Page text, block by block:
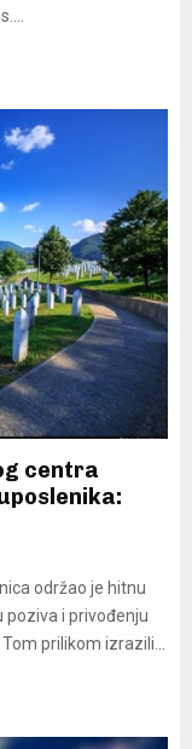
centra
održao je hitnu
i privođenju
prilikom izrazili...